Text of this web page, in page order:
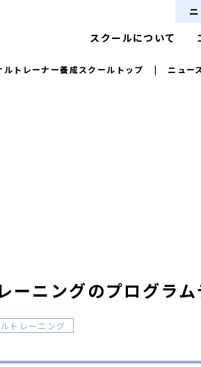
スクールについて
ルトレーナー養成スクールトップ | ニュー
ーニングのプログラ
トレーニング